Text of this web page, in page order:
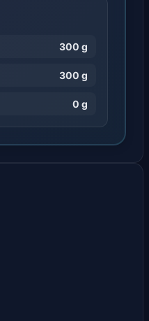
300 g
300 g
0 g